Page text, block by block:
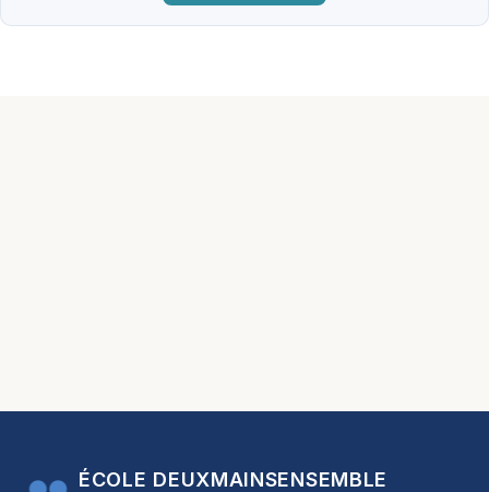
ÉCOLE DEUXMAINSENSEMBLE